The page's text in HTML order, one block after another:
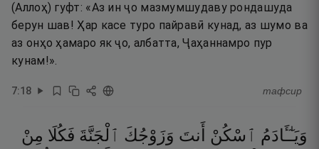
(Аллоҳ) гуфт: «Аз ин ҷо мазмумшудаву рондашуда
берун шав! Ҳар касе туро пайравӣ кунад, аз шумо ва
аз онҳо ҳамаро як ҷо, албатта, Ҷаҳаннамро пур
кунам!».
7:18 тафсир
وَيَـٰٓـَٔادَمُ ٱسْكُنْ أَنتَ وَزَوْجُكَ ٱلْجَنَّةَ فَكُلَا مِنْ